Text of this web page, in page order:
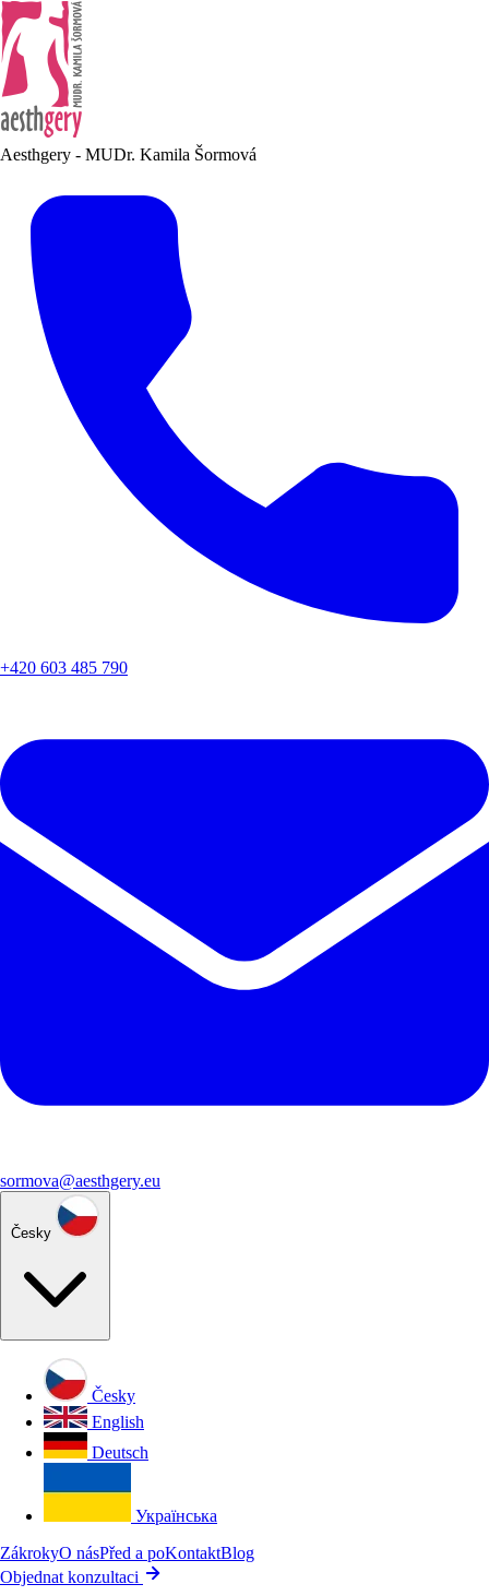
Aesthgery - MUDr. Kamila Šormová
+420 603 485 790
sormova@aesthgery.eu
Česky
Česky
English
Deutsch
Українська
ZákrokyO násPřed a poKontaktBlog
Objednat konzultaci